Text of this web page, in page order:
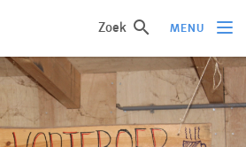
Zoek MENU